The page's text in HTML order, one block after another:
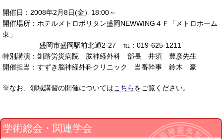
開催日：2008年2月8日(金）18:00～
開催場所：ホテルメトロポリタン盛岡NEWWING４Ｆ「メトロホーム
東」
盛岡市盛岡駅前北通2-27 ℡：019-625-1211
特別講演：釧路労災病院 脳神経外科 部長 井須 豊彦先生
開催担当：すずき脳神経外科クリニック 当番幹事 鈴木 豪
※なお、領域講習の開催についてはこちらをご覧ください。
学術総会・関連学会